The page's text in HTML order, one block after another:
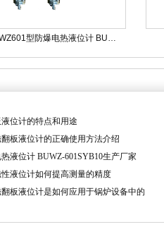
型防爆电热液位计 BU…
位计的特点和用途
板液位计的正确使用方法介绍
液位计 BUWZ-601SYB10生产厂家
液位计如何提高测量的精度
板液位计是如何应用于锅炉设备中的